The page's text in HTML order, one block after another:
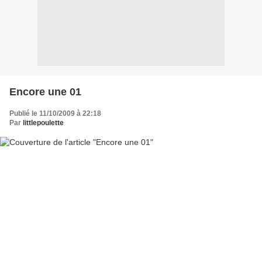
Encore une 01
Publié le 11/10/2009 à 22:18
Par littlepoulette